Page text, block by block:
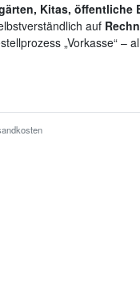
Kitas, öffentliche
auf
„Vorkasse“ –